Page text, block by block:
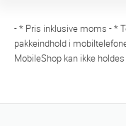
- * Pris inklusive moms - *
pakkeindhold i
MobileShop kan ikke